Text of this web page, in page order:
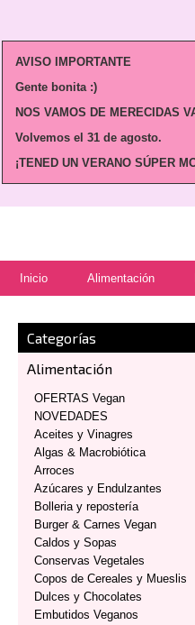
AVISO IMPORTANTE
Gente bonita :)
NOS VAMOS DE MERECIDAS
Volvemos el 31 de agosto.
¡TENED UN VERANO SÚPER
Inicio Alimentación
Categorías
Alimentación
OFERTAS Vegan
NOVEDADES
Aceites y Vinagres
Algas & Macrobiótica
Arroces
Azúcares y Endulzantes
Bolleria y repostería
Burger & Carnes Vegan
Caldos y Sopas
Conservas Vegetales
Copos de Cereales y Mueslis
Dulces y Chocolates
Embutidos Veganos